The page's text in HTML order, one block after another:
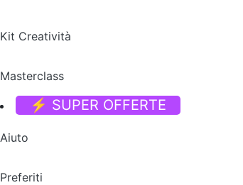
Kit Creatività
Masterclass
⚡ SUPER OFFERTE
Aiuto
Preferiti